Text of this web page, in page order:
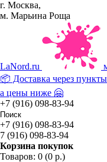
г. Москва,
м. Марьина Роща
LaNord.ru
📦 Доставка через пункты
а цены ниже 🤗
+7 (916) 098-83-94
+7 (916) 098-83-94
7 (916) 098-83-94
Корзина покупок
Товаров: 0 (0 р.)